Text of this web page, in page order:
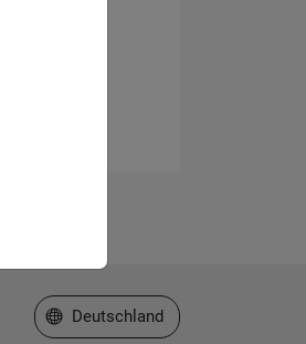
Website auswählen
Deutschland